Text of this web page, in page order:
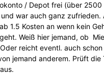
/ Depot frei (über 2500
war auch ganz zufrieden.
1.5 Kosten an wenn kein
Weiß hier jemand, ob
reicht eventl. auch
jemand anderem. Prüft die